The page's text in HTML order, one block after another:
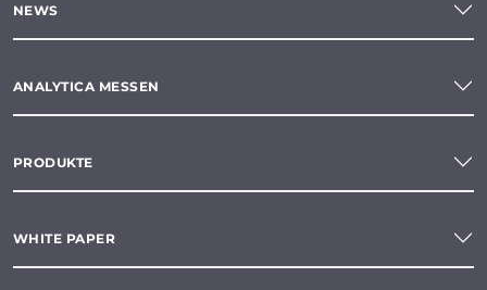
NEWS
ANALYTICA MESSEN
PRODUKTE
WHITE PAPER